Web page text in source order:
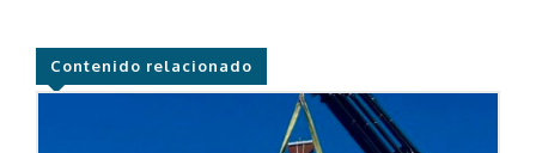
Contenido relacionado